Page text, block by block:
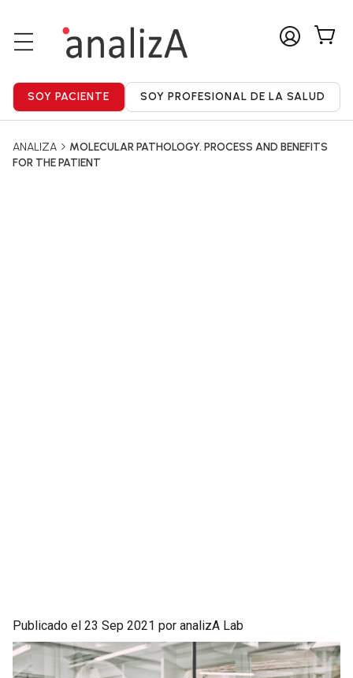
ANALIZA
MOLECULAR PATHOLOGY. PROCESS AND BENEFITS
FOR THE PATIENT
Publicado el 23 Sep 2021 por analizA Lab